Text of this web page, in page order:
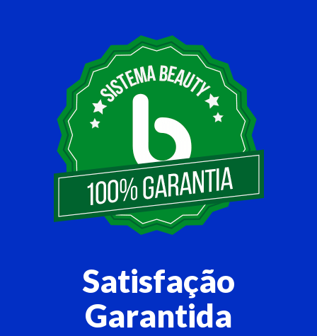
Satisfação
Garantida